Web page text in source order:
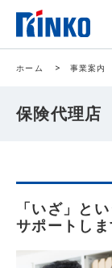
ホーム > 事業案内
保険代理店
「いざ」と
サポートしま